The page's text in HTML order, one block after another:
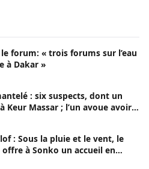
le forum: « trois forums sur l’eau
à Dakar »
: six suspects, dont un
Keur Massar ; l’un avoue avoir
: Sous la pluie et le vent, le
à Sonko un accueil en